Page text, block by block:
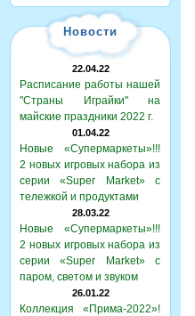
Новости
22.04.22
Расписание работы нашей
"Страны Играйки" на
майские праздники 2022 г.
01.04.22
Новые «Супермаркеты»!!!
2 новых игровых набора из
серии «Super Market» с
тележкой и продуктами
28.03.22
Новые «Супермаркеты»!!!
2 новых игровых набора из
серии «Super Market» с
паром, светом и звуком
26.01.22
Коллекция «Прима-2022»!